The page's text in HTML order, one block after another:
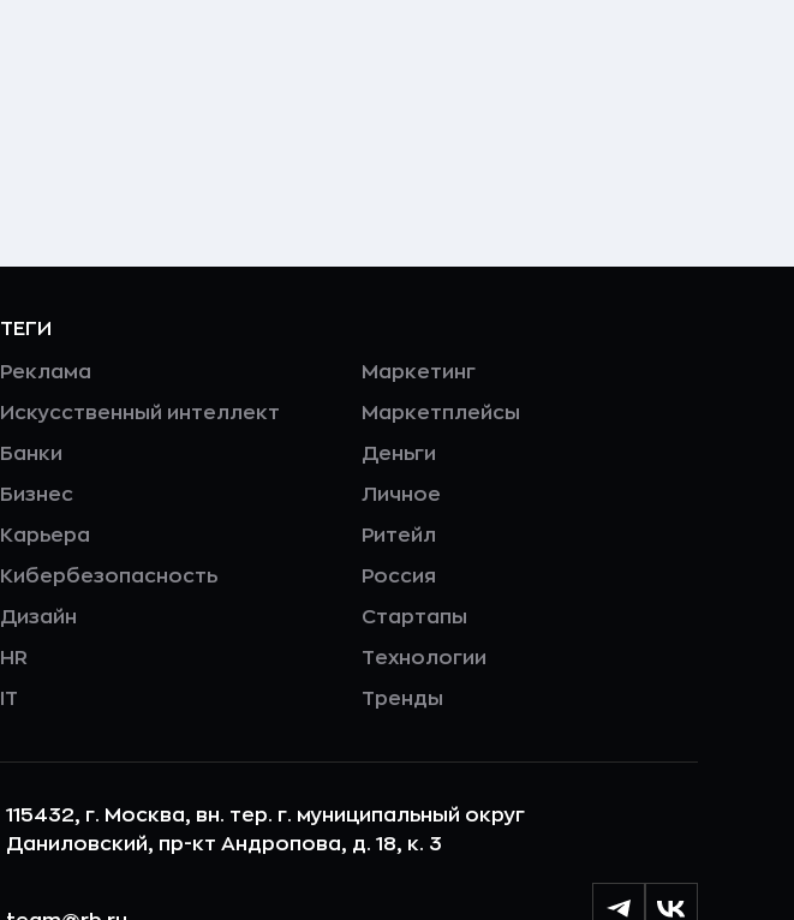
ТЕГИ
Реклама
Искусственный интеллект
Банки
Бизнес
Карьера
Кибербезопасность
Дизайн
HR
IT
Маркетинг
Маркетплейсы
Деньги
Личное
Ритейл
Россия
Стартапы
Технологии
Тренды
115432, г. Москва, вн. тер. г. муниципальный округ
Даниловский, пр-кт Андропова, д. 18, к. 3